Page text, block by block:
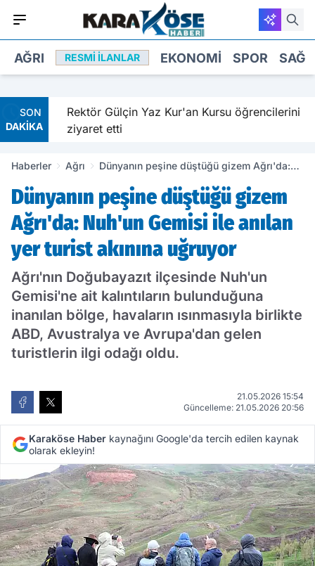
AĞRI RESMI İLANLAR EKONOMI SPOR
SON
DAKİKA
Rektör Gülçin Yaz Kur'an Kursu öğrencilerini
ziyaret etti
Haberler Ağrı
Dünyanın peşine düştüğü gizem Ağrı'da:
uğruyor
Dünyanın peşine düştüğü gizem
Ağrı'da: Nuh'un Gemisi ile anılan
yer turist akınına uğruyor
Ağrı'nın Doğubayazıt ilçesinde Nuh'un
Gemisi'ne ait kalıntıların bulunduğuna
inanılan bölge, havaların ısınmasıyla birlikte
ABD, Avustralya ve Avrupa'dan gelen
turistlerin ilgi odağı oldu.
21.05.2026 15:54
Güncelleme: 21.05.2026 20:56
Karaköse Haber kaynağını Google'da tercih edilen kaynak
olarak ekleyin!